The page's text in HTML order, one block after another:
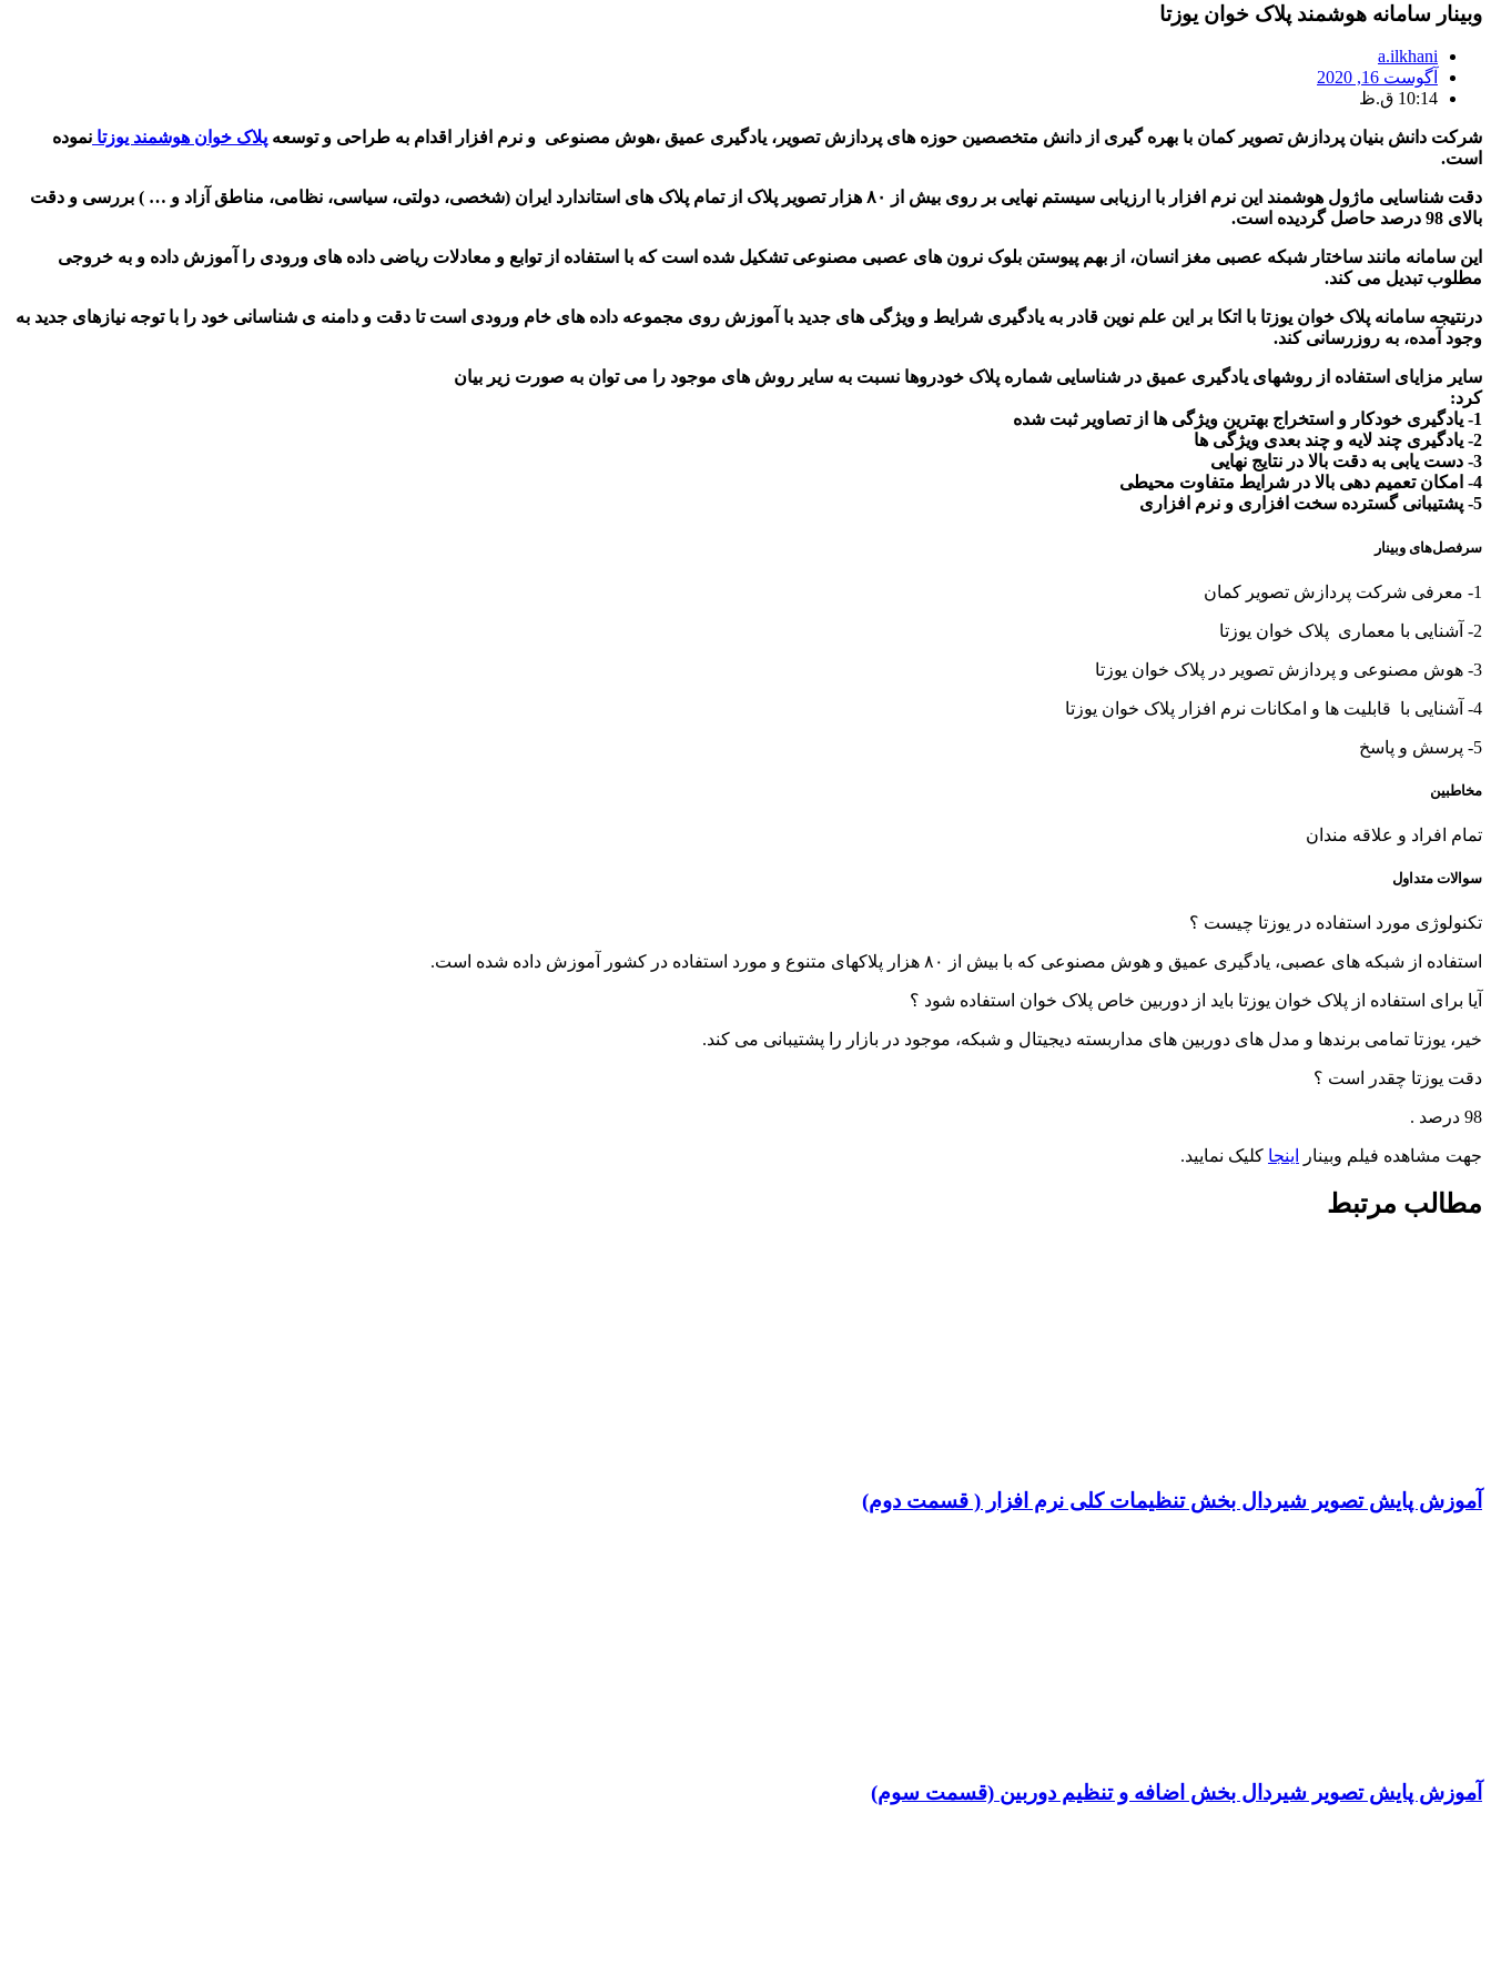
وبینار سامانه هوشمند پلاک خوان یوزتا
a.ilkhani
آگوست 16, 2020
10:14 ق.ظ
شرکت دانش بنیان پردازش تصویر کمان با بهره گیری از دانش متخصصین حوزه های پردازش تصویر، یادگیری عمیق ،هوش مصنوعی و نرم افزار اقدام به طراحی و توسعه پلاک خوان هوشمند یوزتا نموده
است.
دقت شناسایی ماژول هوشمند این نرم افزار با ارزیابی سیستم نهایی بر روی بیش از ۸۰ هزار تصویر پلاک از تمام پلاک های استاندارد ایران (شخصی، دولتی، سیاسی، نظامی، مناطق آزاد و … ) بررسی و دقت
بالای 98 درصد حاصل گردیده است.
این سامانه مانند ساختار شبکه عصبی مغز انسان، از بهم پیوستن بلوک نرون های عصبی مصنوعی تشکیل شده است که با استفاده از توابع و معادلات ریاضی داده های ورودی را آموزش داده و به خروجی
مطلوب تبدیل می کند.
درنتیجه سامانه پلاک خوان یوزتا با اتکا بر این علم نوین قادر به یادگیری شرایط و ویژگی های جدید با آموزش روی مجموعه داده های خام ورودی است تا دقت و دامنه ی شناسانی خود را با توجه نیازهای جدید به
وجود آمده، به روزرسانی کند.
سایر مزایای استفاده از روشهای یادگیری عمیق در شناسایی شماره پلاک خودروها نسبت به سایر روش های موجود را می توان به صورت زیر بیان
کرد:
1- یادگیری خودکار و استخراج بهترین ویژگی ها از تصاویر ثبت شده
2- یادگیری چند لایه و چند بعدی ویژگی ها
3- دست یابی به دقت بالا در نتایج نهایی
4- امکان تعمیم دهی بالا در شرایط متفاوت محیطی
5- پشتیبانی گسترده سخت افزاری و نرم افزاری
سرفصل‌های وبینار
1- معرفی شرکت پردازش تصویر کمان
2- آشنایی با معماری پلاک خوان یوزتا
3- هوش مصنوعی و پردازش تصویر در پلاک خوان یوزتا
4- آشنایی با قابلیت ها و امکانات نرم افزار پلاک خوان یوزتا
5- پرسش و پاسخ
مخاطبین
تمام افراد و علاقه مندان
سوالات متداول
تکنولوژی مورد استفاده در یوزتا چیست ؟
استفاده از شبکه های عصبی، یادگیری عمیق و هوش مصنوعی که با بیش از ۸۰ هزار پلاکهای متنوع و مورد استفاده در کشور آموزش داده شده است.
آیا برای استفاده از پلاک خوان یوزتا باید از دوربین خاص پلاک خوان استفاده شود ؟
خیر، یوزتا تمامی برندها و مدل های دوربین های مداربسته دیجیتال و شبکه، موجود در بازار را پشتیبانی می کند.
دقت یوزتا چقدر است ؟
98 درصد .
جهت مشاهده فیلم وبینار اینجا کلیک نمایید.
مطالب مرتبط
آموزش پایش تصویر شیردال بخش تنظیمات کلی نرم افزار ( قسمت دوم)
آموزش پایش تصویر شیردال بخش اضافه و تنظیم دوربین (قسمت سوم)